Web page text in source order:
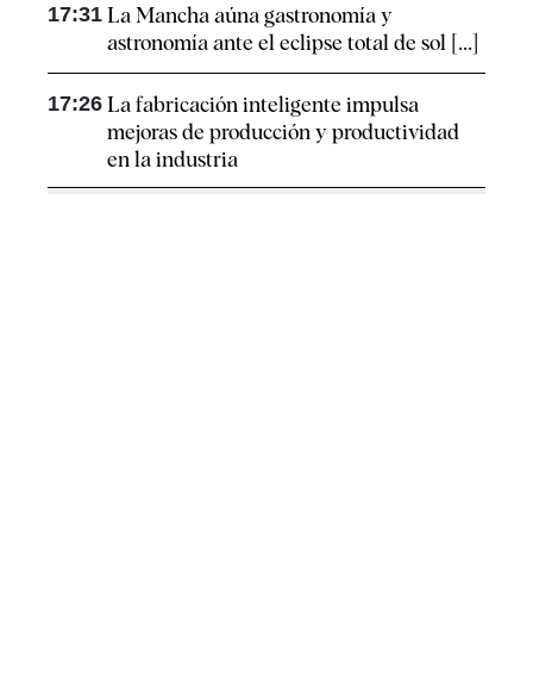
17:31 La Mancha aúna gastronomía y
astronomía ante el eclipse total de sol [...]
17:26 La fabricación inteligente impulsa
mejoras de producción y productividad
en la industria